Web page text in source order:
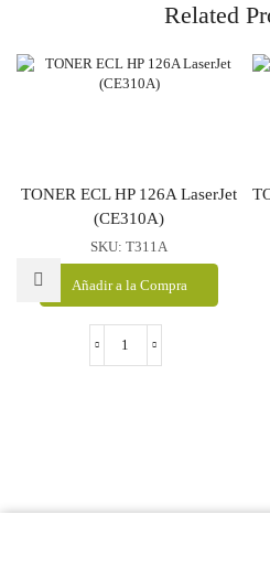
Related
TONER ECL HP 126A LaserJet
(CE310A)
SKU: T311A
Añadir a la Compra
TONER